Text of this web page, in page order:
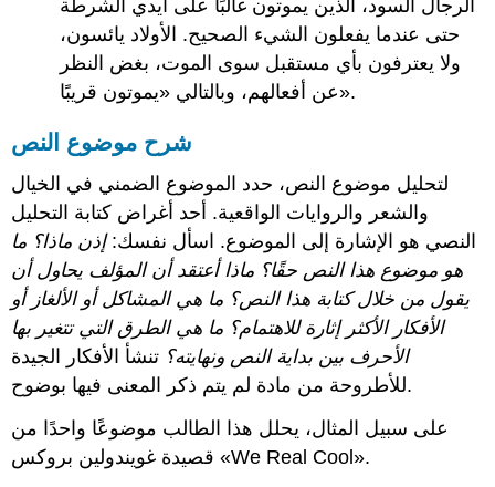
الرجال السود، الذين يموتون غالبًا على أيدي الشرطة
حتى عندما يفعلون الشيء الصحيح. الأولاد يائسون،
ولا يعترفون بأي مستقبل سوى الموت، بغض النظر
عن أفعالهم، وبالتالي «يموتون قريبًا».
شرح موضوع النص
لتحليل موضوع النص، حدد الموضوع الضمني في الخيال
والشعر والروايات الواقعية. أحد أغراض كتابة التحليل
النصي هو الإشارة إلى الموضوع. اسأل نفسك:إذن ماذا؟ ما
هو موضوع هذا النص حقًا؟ ماذا أعتقد أن المؤلف يحاول أن
يقول من خلال كتابة هذا النص؟ ما هي المشاكل أو الألغاز أو
الأفكار الأكثر إثارة للاهتمام؟ ما هي الطرق التي تتغير بها
الأحرف بين بداية النص ونهايته؟ تنشأ الأفكار الجيدة
للأطروحة من مادة لم يتم ذكر المعنى فيها بوضوح.
على سبيل المثال، يحلل هذا الطالب موضوعًا واحدًا من
قصيدة غويندولين بروكس «We Real Cool».